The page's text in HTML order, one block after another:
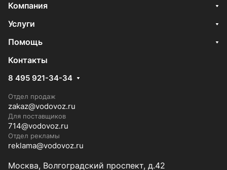
Компания
Услуги
Помощь
Контакты
8 495 921-34-34
Отдел продаж
zakaz@vodovoz.ru
Для поставщиков
714@vodovoz.ru
Отдел рекламы
reklama@vodovoz.ru
Москва, Волгоградский проспект, д.42